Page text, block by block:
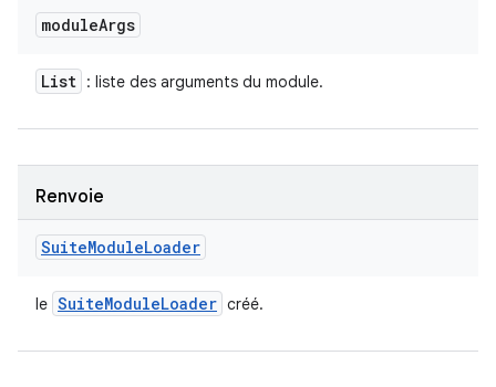
moduleArgs
List : liste des arguments du module.
Renvoie
SuiteModuleLoader
le SuiteModuleLoader créé.